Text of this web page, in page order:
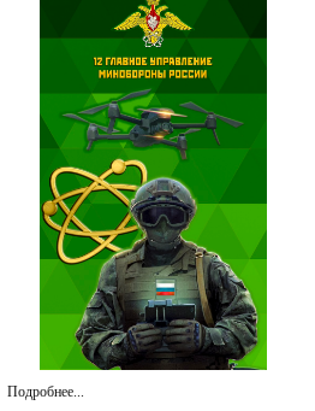
Подробнее...